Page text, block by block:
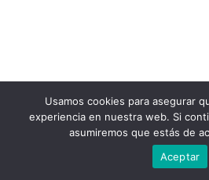
Usamos cookies para asegurar
experiencia en nuestra web. Si
asumiremos que estás de
Aceptar